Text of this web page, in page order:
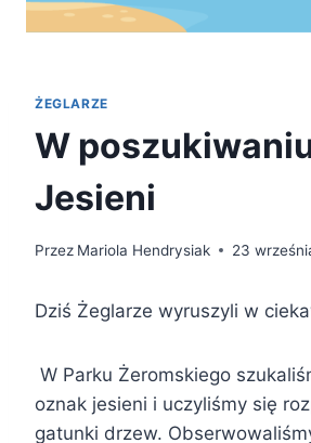
ŻEGLARZE
W
Jesieni
Przez Mariola Hendrysiak 23
Dziś Żeglarze wyruszyli w
W Parku Żeromskiego
oznak jesieni i uczyliśmy się
gatunki drzew.